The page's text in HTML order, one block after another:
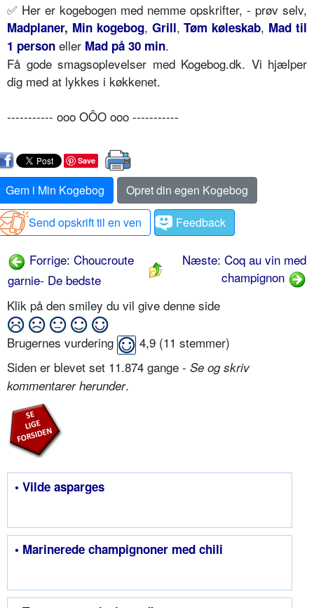
✅ Her er kogebogen med nemme opskrifter, - prøv selv,
Madplaner, Min kogebog, Grill,Tøm køleskab, Mad til
1 person eller Mad på 30 min.
Få gode smagsoplevelser med Kogebog.dk. Vi hjælper
dig med at lykkes i køkkenet.
----------- ooo OÔO ooo -----------
Save
Gem i Min Kogebog
Opret din egen Kogebog
Send opskrift til en ven
Feedback
Forrige: Choucroute
garnie- De bedste
Næste: Coq au vin med
champignon
Klik på den smiley du vil give denne side
Brugernes vurdering 4,9 (11 stemmer)
Siden er blevet set 11.874 gange - Se og skriv
kommentarer herunder.
• Vilde asparges
• Marinerede champignoner med chili